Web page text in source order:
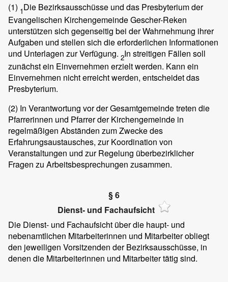
(1) 1Die Bezirksausschüsse und das Presbyterium der
Evangelischen Kirchengemeinde Gescher-Reken
unterstützen sich gegenseitig bei der Wahrnehmung ihrer
Aufgaben und stellen sich die erforderlichen Informationen
und Unterlagen zur Verfügung. 2In streitigen Fällen soll
zunächst ein Einvernehmen erzielt werden. Kann ein
Einvernehmen nicht erreicht werden, entscheidet das
Presbyterium.
(2) In Verantwortung vor der Gesamtgemeinde treten die
Pfarrerinnen und Pfarrer der Kirchengemeinde in
regelmäßigen Abständen zum Zwecke des
Erfahrungsaustausches, zur Koordination von
Veranstaltungen und zur Regelung überbezirklicher
Fragen zu Arbeitsbesprechungen zusammen.
§ 6
Dienst- und Fachaufsicht
Die Dienst- und Fachaufsicht über die haupt- und
nebenamtlichen Mitarbeiterinnen und Mitarbeiter obliegt
den jeweiligen Vorsitzenden der Bezirksausschüsse, in
denen die Mitarbeiterinnen und Mitarbeiter tätig sind.